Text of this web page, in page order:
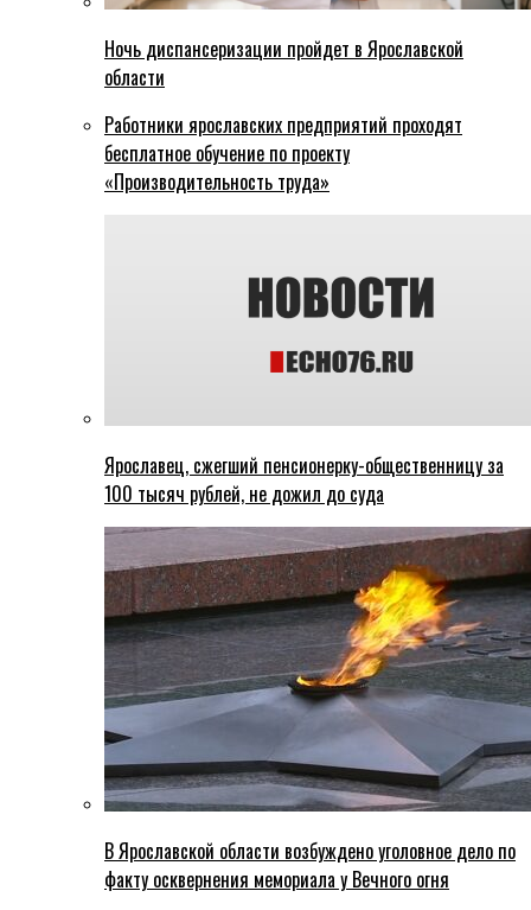
Ночь диспансеризации пройдет в Ярославской
области
Работники ярославских предприятий проходят
бесплатное обучение по проекту
«Производительность труда»
Ярославец, сжегший пенсионерку-общественницу за
100 тысяч рублей, не дожил до суда
В Ярославской области возбуждено уголовное дело по
факту осквернения мемориала у Вечного огня